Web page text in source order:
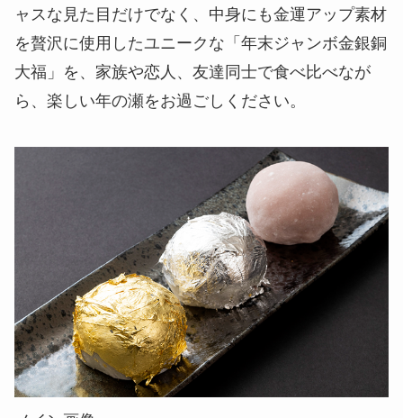
ャスな見た目だけでなく、中身にも金運アップ素材
を贅沢に使用したユニークな「年末ジャンボ金銀銅
大福」を、家族や恋人、友達同士で食べ比べなが
ら、楽しい年の瀬をお過ごしください。